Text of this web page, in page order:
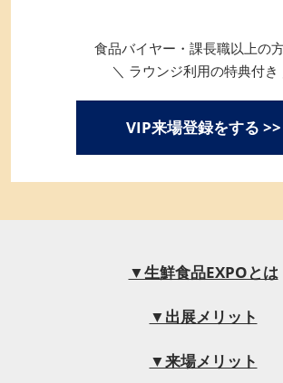
食品バイヤー・課長職以上の
＼ ラウンジ利用の特典付き
VIP来場登録をする >>
▼生鮮食品EXPOとは
▼出展メリット
▼来場メリット